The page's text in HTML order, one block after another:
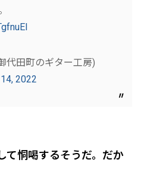
代田町のギター工房)
2022
て恫喝するそうだ。だか